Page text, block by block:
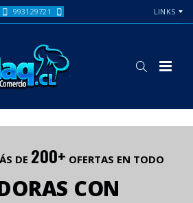
993129721 LINKS
DE 200+ OFERTAS EN TODO
CON